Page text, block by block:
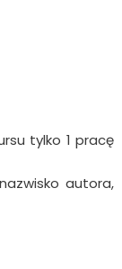
tylko 1 pracę
autora,